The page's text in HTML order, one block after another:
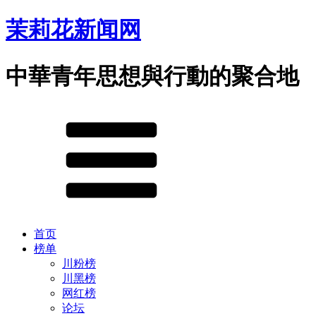
茉莉花新闻网
中華青年思想與行動的聚合地
首页
榜单
川粉榜
川黑榜
网红榜
论坛